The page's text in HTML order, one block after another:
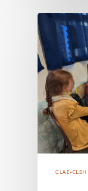
CLAE-CLSH